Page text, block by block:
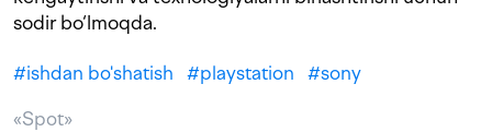
sodir bo‘lmoqda.
#ishdan bo'shatish #playstation #sony
«Spot»